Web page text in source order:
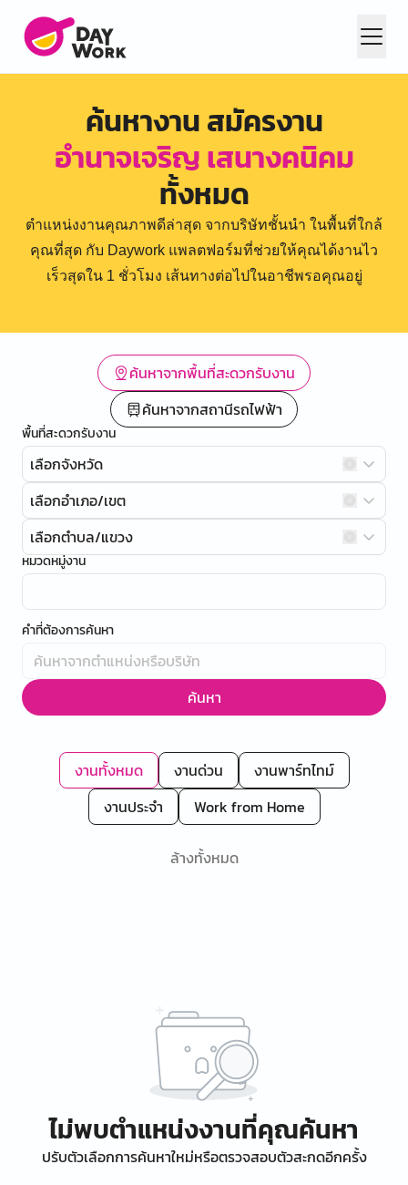
ค้นหางาน สมัครงาน
อำนาจเจริญ เสนางคนิคม
ทั้งหมด
ตำแหน่งงานคุณภาพดีล่าสุด จากบริษัทชั้นนำ ในพื้นที่ใกล้
คุณที่สุด กับ Daywork แพลตฟอร์มที่ช่วยให้คุณได้งานไว
เร็วสุดใน 1 ชั่วโมง เส้นทางต่อไปในอาชีพรอคุณอยู่
ค้นหาจากพื้นที่สะดวกรับงาน
ค้นหาจากสถานีรถไฟฟ้า
พื้นที่สะดวกรับงาน
เลือกจังหวัด
เลือกอำเภอ/เขต
เลือกตำบล/แขวง
หมวดหมู่งาน
คำที่ต้องการค้นหา
ค้นหา
งานทั้งหมด งานด่วน
งานพาร์ทไทม์
งานประจำ
Work from Home
ล้างทั้งหมด
ไม่พบตำแหน่งงานที่คุณค้นหา
ปรับตัวเลือกการค้นหาใหม่หรือตรวจสอบตัวสะกดอีกครั้ง